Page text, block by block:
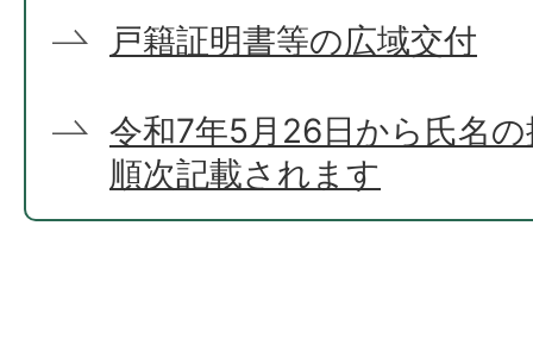
戸籍証明書等の広域交付
令和7年5月26日から氏名
順次記載されます